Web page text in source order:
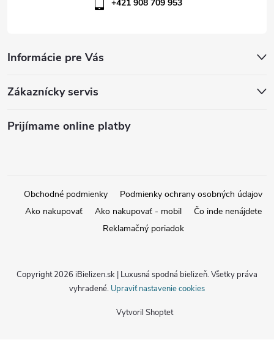
Informácie pre Vás
Zákaznícky servis
Prijímame online platby
+421 908 709 953
Obchodné podmienky
Podmienky ochrany osobných údajov
Ako nakupovať
Ako nakupovať - mobil
Čo inde nenájdete
Reklamačný poriadok
Vytvoril Shoptet
Copyright 2026 iBielizen.sk | Luxusná spodná bielizeň. Všetky práva
vyhradené. Upraviť nastavenie cookies